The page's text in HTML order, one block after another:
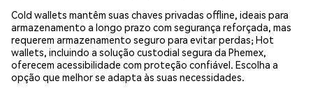
Cold wallets mantêm suas chaves privadas offline, ideais para
armazenamento a longo prazo com segurança reforçada, mas
requerem armazenamento seguro para evitar perdas; Hot
wallets, incluindo a solução custodial segura da Phemex,
oferecem acessibilidade com proteção confiável. Escolha a
opção que melhor se adapta às suas necessidades.